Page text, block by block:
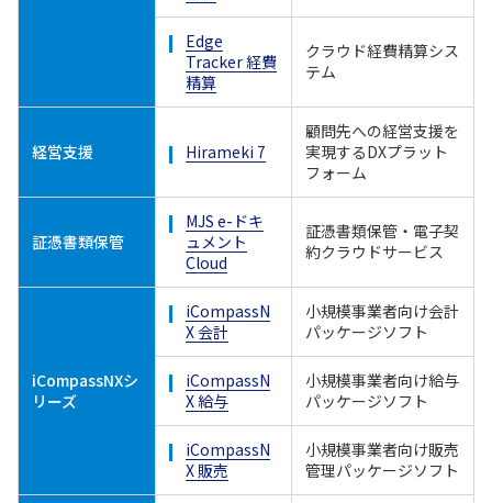
Edge
Tracker 経費
精算
クラウド経費精算シス
テム
経営支援 Hirameki 7
顧問先への経営支援を
実現するDXプラット
フォーム
証憑書類保管
MJS e-ドキ
ュメント
Cloud
証憑書類保管・電子契
約クラウドサービス
iCompassNXシ
リーズ
iCompassN
X 会計
小規模事業者向け会計
パッケージソフト
iCompassN
X 給与
小規模事業者向け給与
パッケージソフト
iCompassN
X 販売
小規模事業者向け販売
管理パッケージソフト